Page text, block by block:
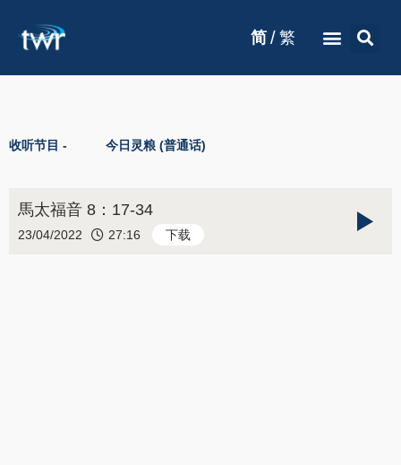
简 / 繁
收听节目 - 今日灵粮 (普通话)
馬太福音 8：17-34
23/04/2022 27:16 下载